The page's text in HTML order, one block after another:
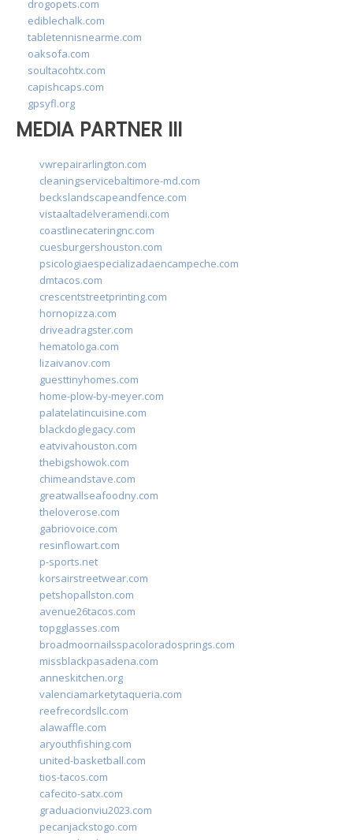
drogopets.com
ediblechalk.com
tabletennisnearme.com
oaksofa.com
soultacohtx.com
capishcaps.com
gpsyfl.org
MEDIA PARTNER III
vwrepairarlington.com
cleaningservicebaltimore-md.com
beckslandscapeandfence.com
vistaaltadelveramendi.com
coastlinecateringnc.com
cuesburgershouston.com
psicologiaespecializadaencampeche.com
dmtacos.com
crescentstreetprinting.com
hornopizza.com
driveadragster.com
hematologa.com
lizaivanov.com
guesttinyhomes.com
home-plow-by-meyer.com
palatelatincuisine.com
blackdoglegacy.com
eatvivahouston.com
thebigshowok.com
chimeandstave.com
greatwallseafoodny.com
theloverose.com
gabriovoice.com
resinflowart.com
p-sports.net
korsairstreetwear.com
petshopallston.com
avenue26tacos.com
topgglasses.com
broadmoornailsspacoloradosprings.com
missblackpasadena.com
anneskitchen.org
valenciamarketytaqueria.com
reefrecordsllc.com
alawaffle.com
aryouthfishing.com
united-basketball.com
tios-tacos.com
cafecito-satx.com
graduacionviu2023.com
pecanjackstogo.com